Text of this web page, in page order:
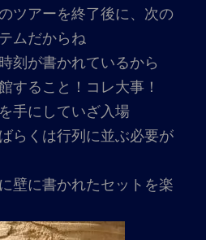
ツアーを終了後に、次の
ムだからね
刻が書かれているから
すること！コレ大事！
手にしていざ入場
らくは行列に並ぶ必要が
壁に書かれたセットを楽